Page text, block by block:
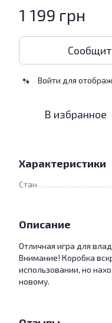
1 199 грн
% Войти для
В избранное
Характеристики
Стан
Описание
Отличная игра для
Внимание! Коробка
использовании, но
новому.